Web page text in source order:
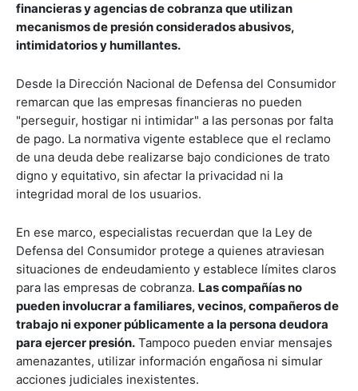
financieras y agencias de cobranza que utilizan
mecanismos de presión considerados abusivos,
intimidatorios y humillantes.
Desde la Dirección Nacional de Defensa del Consumidor
remarcan que las empresas financieras no pueden
"perseguir, hostigar ni intimidar" a las personas por falta
de pago. La normativa vigente establece que el reclamo
de una deuda debe realizarse bajo condiciones de trato
digno y equitativo, sin afectar la privacidad ni la
integridad moral de los usuarios.
En ese marco, especialistas recuerdan que la Ley de
Defensa del Consumidor protege a quienes atraviesan
situaciones de endeudamiento y establece límites claros
para las empresas de cobranza. Las compañías no
pueden involucrar a familiares, vecinos, compañeros de
trabajo ni exponer públicamente a la persona deudora
para ejercer presión. Tampoco pueden enviar mensajes
amenazantes, utilizar información engañosa ni simular
acciones judiciales inexistentes.